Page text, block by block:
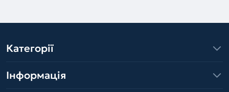
Категорії
Інформація